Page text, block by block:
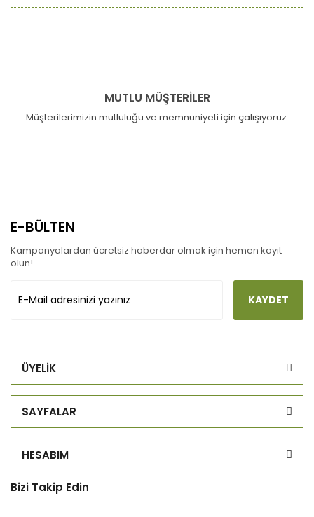
MUTLU MÜŞTERİLER
Müşterilerimizin mutluluğu ve memnuniyeti için çalışıyoruz.
E-BÜLTEN
Kampanyalardan ücretsiz haberdar olmak için hemen kayıt
olun!
KAYDET
ÜYELİK
SAYFALAR
HESABIM
Bizi Takip Edin